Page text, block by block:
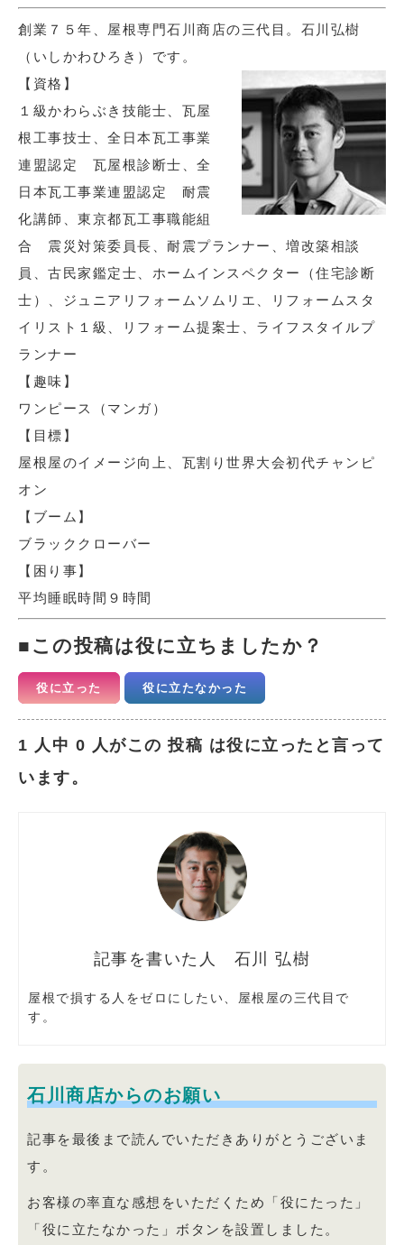
創業７５年、屋根専門石川商店の三代目。石川弘樹
（いしかわひろき）です。
【資格】
１級かわらぶき技能士、瓦屋
根工事技士、全日本瓦工事業
連盟認定 瓦屋根診断士、全
日本瓦工事業連盟認定 耐震
化講師、東京都瓦工事職能組
合 震災対策委員長、耐震プランナー、増改築相談
員、古民家鑑定士、ホームインスペクター（住宅診断
士）、ジュニアリフォームソムリエ、リフォームスタ
イリスト１級、リフォーム提案士、ライフスタイルプ
ランナー
【趣味】
ワンピース（マンガ）
【目標】
屋根屋のイメージ向上、瓦割り世界大会初代チャンピ
オン
【ブーム】
ブラッククローバー
【困り事】
平均睡眠時間９時間
この投稿は役に立ちましたか？
役に立った 役に立たなかった
1 人中 0 人がこの 投稿 は役に立ったと言って
います。
石川 弘樹
屋根で損する人をゼロにしたい、屋根屋の三代目で
す。
石川商店からのお願い
記事を最後まで読んでいただきありがとうございま
す。
お客様の率直な感想をいただくため「役にたった」
「役に立たなかった」ボタンを設置しました。